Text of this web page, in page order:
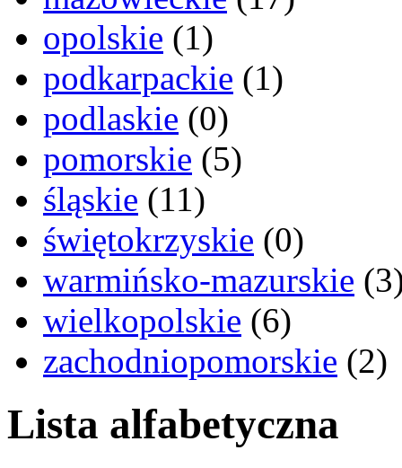
opolskie (1)
podkarpackie (1)
podlaskie (0)
pomorskie (5)
śląskie (11)
świętokrzyskie (0)
warmińsko-mazurskie
wielkopolskie (6)
zachodniopomorskie (2)
Lista alfabetyczna